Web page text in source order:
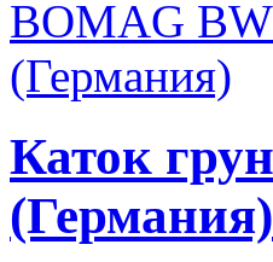
Каток
(Германия)